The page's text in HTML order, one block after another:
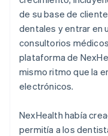
de su base de
dentales y entrar en
consultorios
plataforma de
mismo ritmo que la
electrónicos.
NexHealth había
permitía a los